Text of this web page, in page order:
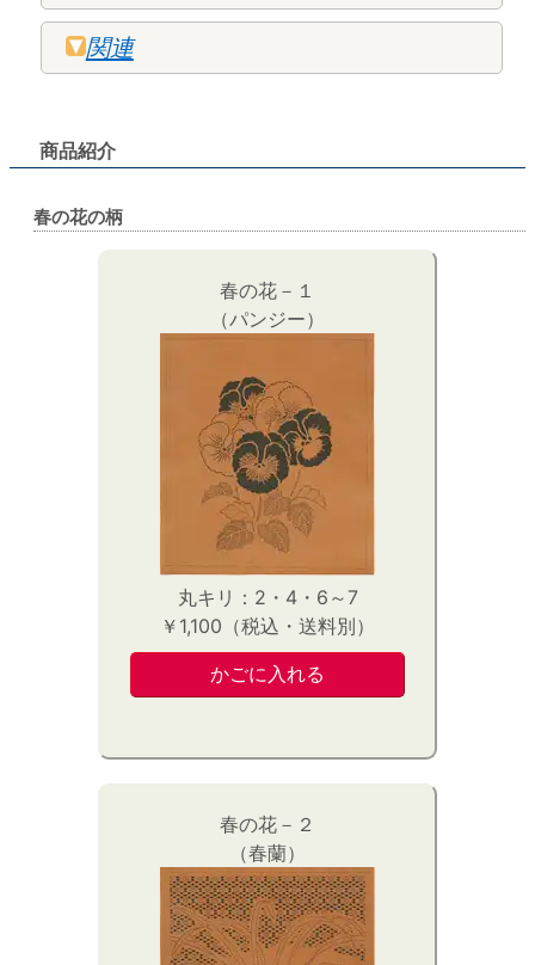
関連
商品紹介
春の花の柄
春の花－１
（パンジー）
丸キリ：2・4・6～7
￥1,100（税込・送料別）
春の花－２
（春蘭）